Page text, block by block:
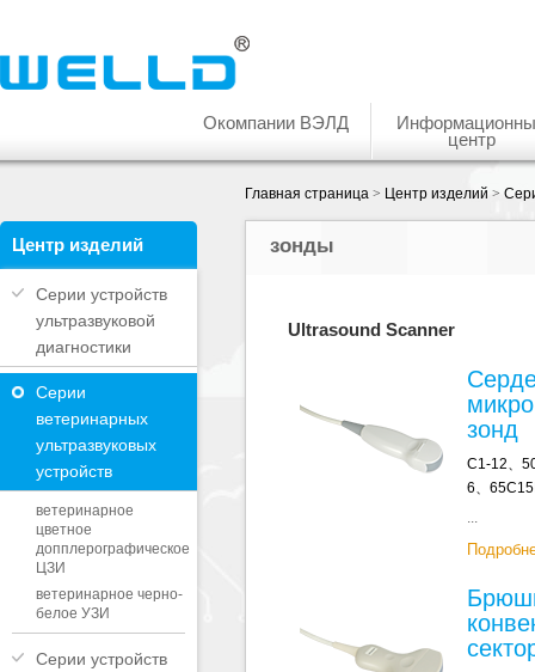
Окомпании ВЭЛД
центр
Центр изделий
Серии устройств
ультразвуковой
диагностики
Серии
ветеринарных
ультразвуковых
устройств
ветеринарное
цветное
допплерографическое
ЦЗИ
ветеринарное черно-
белое УЗИ
Серии устройств
Главная страница > Центр изделий >
зонды
Ultrasound Scanner
зонд
C1-12、
6、
...